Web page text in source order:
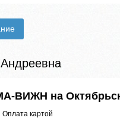
ВИЖН на
Оплата картой